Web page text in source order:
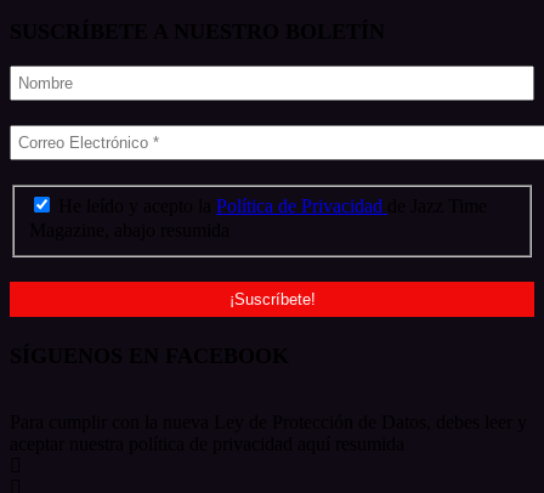
Política de Privacidad